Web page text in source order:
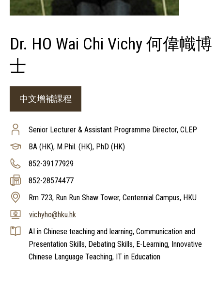
Dr. HO Wai Chi Vichy 何偉幟博
士
中文增補課程
Senior Lecturer & Assistant Programme Director, CLEP
BA (HK), M.Phil. (HK), PhD (HK)
852-39177929
852-28574477
Rm 723, Run Run Shaw Tower, Centennial Campus, HKU
vichyho@hku.hk
AI in Chinese teaching and learning, Communication and
Presentation Skills, Debating Skills, E-Learning, Innovative
Chinese Language Teaching, IT in Education